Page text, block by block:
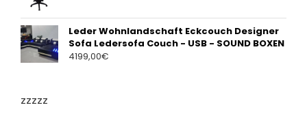
Leder Wohnlandschaft Eckcouch Designer
Sofa Ledersofa Couch - USB - SOUND BOXEN
4199,00€
zzzzz